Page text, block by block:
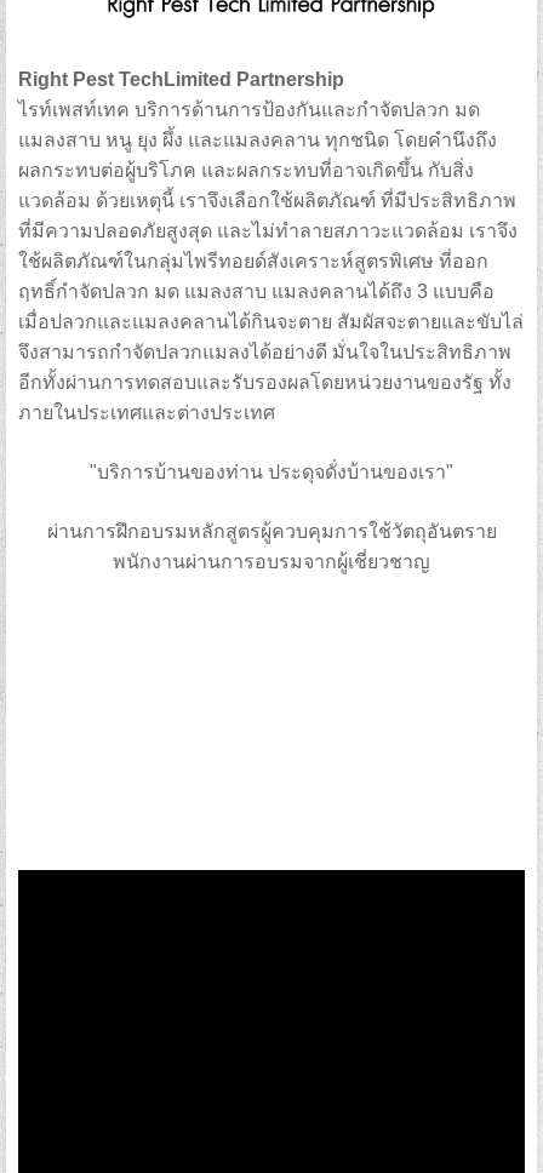
Right Pest TechLimited Partnership
ไรท์เพสท์เทค บริการด้านการป้องกันและกำจัดปลวก มด
แมลงสาบ หนู ยุง ผึ้ง และแมลงคลาน ทุกชนิด โดยคำนึงถึง
ผลกระทบต่อผู้บริโภค และผลกระทบที่อาจเกิดขึ้น กับสิ่ง
แวดล้อม ด้วยเหตุนี้ เราจึงเลือกใช้ผลิตภัณฑ์ ที่มีประสิทธิภาพ
ที่มีความปลอดภัยสูงสุด และไม่ทำลายสภาวะแวดล้อม เราจึง
ใช้ผลิตภัณฑ์ในกลุ่มไพรีทอยด์สังเคราะห์สูตรพิเศษ ที่ออก
ฤทธิ์กำจัดปลวก มด แมลงสาบ แมลงคลานได้ถึง 3 แบบคือ
เมื่อปลวกและแมลงคลานได้กินจะตาย สัมผัสจะตายและขับไล่
จึงสามารถกำจัดปลวกแมลงได้อย่างดี มั่นใจในประสิทธิภาพ
อีกทั้งผ่านการทดสอบและรับรองผลโดยหน่วยงานของรัฐ ทั้ง
ภายในประเทศและต่างประเทศ
"บริการบ้านของท่าน ประดุจดั่งบ้านของเรา"
ผ่านการฝึกอบรมหลักสูตรผู้ควบคุมการใช้วัตถุอันตราย
พนักงานผ่านการอบรมจากผู้เชี่ยวชาญ